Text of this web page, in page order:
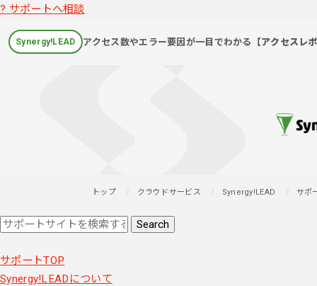
? サポートへ相談
Synergy!LEAD アクセス数やエラー要因が一目でわかる 【アクセスレ
トップ クラウドサービス Synergy!LEAD サポ
サポートTOP
Synergy!LEADについて